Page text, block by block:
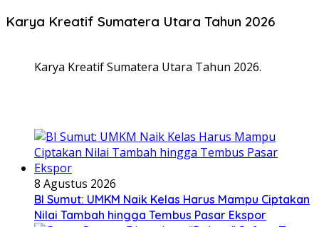
Karya Kreatif Sumatera Utara Tahun 2026
Karya Kreatif Sumatera Utara Tahun 2026.
8 Agustus 2026
BI Sumut: UMKM Naik Kelas Harus Mampu Ciptakan
Nilai Tambah hingga Tembus Pasar Ekspor